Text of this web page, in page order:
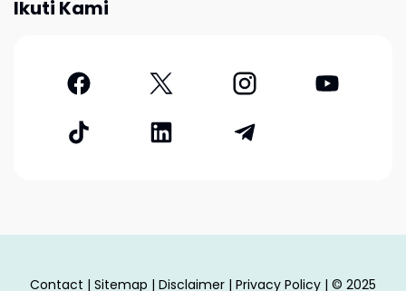
Ikuti Kami
Contact | Sitemap | Disclaimer | Privacy Policy | © 2025